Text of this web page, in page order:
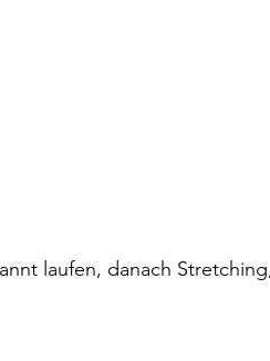
laufen, danach